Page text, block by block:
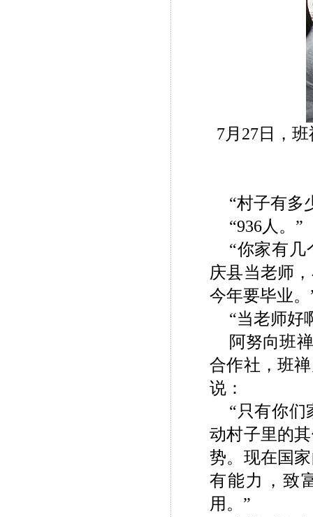
7月27日，
“村子有多
“936人。”
“你家有几
庆县当老师
今年要毕业。
“当老师好
阿努向班
合作社，班
说：
“只有你们
动村子里的
势。现在国
有能力，致
用。”